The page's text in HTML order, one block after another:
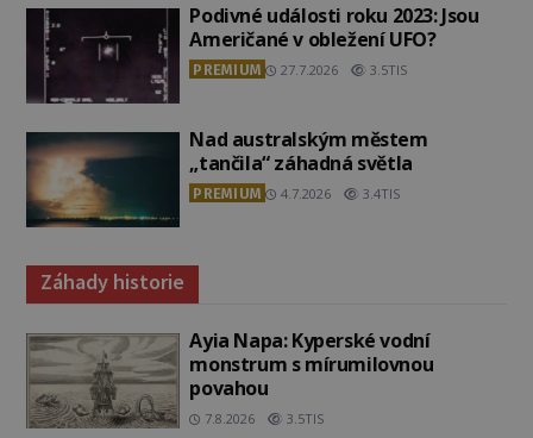
Podivné události roku 2023: Jsou
Američané v obležení UFO?
PREMIUM 27.7.2026 3.5TIS
Nad australským městem
„tančila“ záhadná světla
PREMIUM 4.7.2026 3.4TIS
Záhady historie
Ayia Napa: Kyperské vodní
monstrum s mírumilovnou
povahou
7.8.2026 3.5TIS